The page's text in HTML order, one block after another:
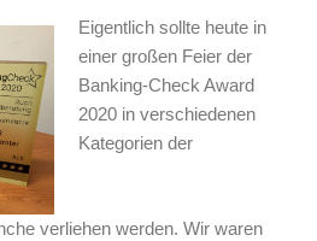
Eigentlich sollte heute in
einer großen Feier der
Banking-Check Award
2020 in verschiedenen
Kategorien der
verliehen werden. Wir waren